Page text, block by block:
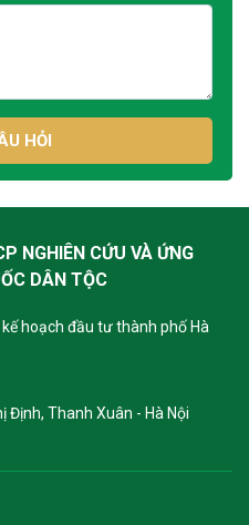
HỎI
NGHIÊN CỨU VÀ ỨNG
DÂN TỘC
hoạch đầu tư thành phố Hà
Định, Thanh Xuân - Hà Nội